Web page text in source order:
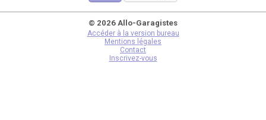
© 2026 Allo-Garagistes
Accéder à la version bureau
Mentions légales
Contact
Inscrivez-vous